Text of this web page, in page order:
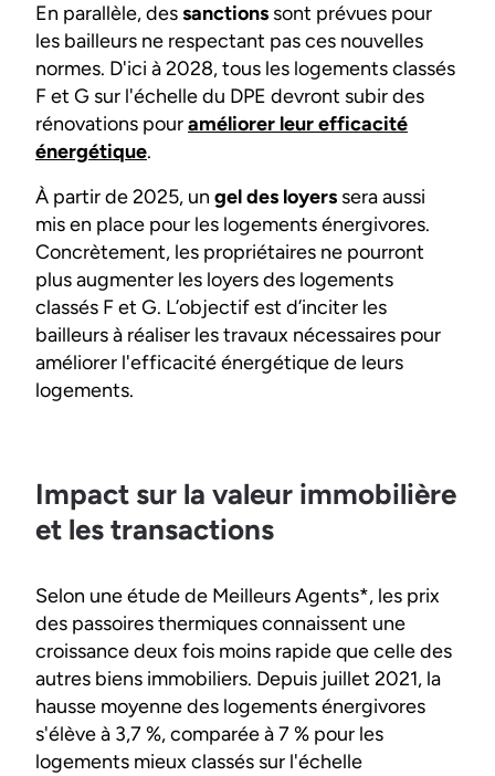
En parallèle, dessanctions sont prévues pour
les bailleurs ne respectant pas ces nouvelles
normes. D'ici à 2028, tous les logements classés
F et G sur l'échelle du DPE devront subir des
rénovations pouraméliorer leur efficacité
énergétique.
À partir de 2025, un gel des loyers sera aussi
mis en place pour les logements énergivores.
Concrètement, les propriétaires ne pourront
plus augmenter les loyers des logements
classés F et G. L’objectif est d’inciter les
bailleurs à réaliser les travaux nécessaires pour
améliorer l'efficacité énergétique de leurs
logements.
Impact sur la valeur immobilière
et les transactions
Selon une étude de Meilleurs Agents*, les prix
des passoires thermiques connaissent une
croissance deux fois moins rapide que celle des
autres biens immobiliers. Depuis juillet 2021, la
hausse moyenne des logements énergivores
s'élève à 3,7 %, comparée à 7 % pour les
logements mieux classés sur l'échelle